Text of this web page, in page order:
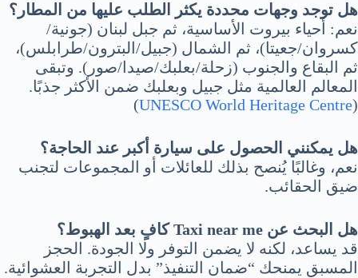
هل توجد وجهات محددة يكثر الطلب عليها من المطار؟
نعم: أحياء بيروت الأساسية، ثم جبل لبنان (جونية/
كسروان/جعيتا)، ثم الشمال (جبيل/البترون/طرابلس)،
ثم البقاع والجنوب (زحلة/بعلبك/صيدا/صور). وتبقى
المعالم العالمية مثل جبيل وبعلبك ضمن الأكثر جذبًا.
(
UNESCO World Heritage Centre
)
هل يمكنني الحصول على سيارة أكبر عند الحاجة؟
نعم، وغالبًا يُنصح بذلك للعائلات أو المجموعات لتجنب
ضيق الحقائب.
هل البحث عن Taxi near me كافٍ بعد الهبوط؟
قد يساعد، لكنه لا يضمن التوفر ولا الجودة. الحجز
المسبق يمنحك “ضمان التنفيذ” بدل التجربة العشوائية.